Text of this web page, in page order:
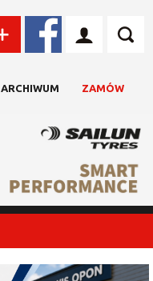
ARCHIWUM ZAMÓW